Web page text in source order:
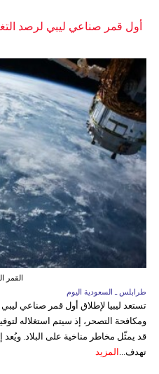
أول قمر صناعي ليبي لرصد
القمر
طرابلس ـ السعودية اليوم
تستعد ليبيا لإطلاق أول قمر صناعي
ومكافحة التصحر، إذ سيتم استغلاله
قد يمثّل مخاطر مناخية على البلاد.
تهدف... المزيد